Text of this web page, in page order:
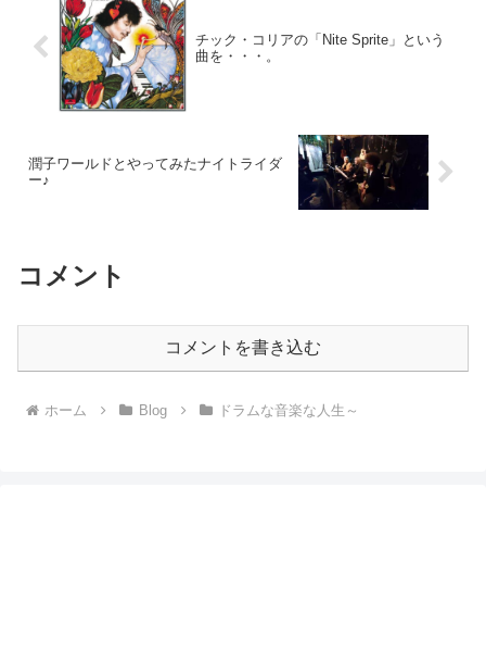
チック・コリアの「Nite Sprite」という
曲を・・・。
潤子ワールドとやってみたナイトライダ
ー♪
コメント
コメントを書き込む
ホーム Blog ドラムな音楽な人生～